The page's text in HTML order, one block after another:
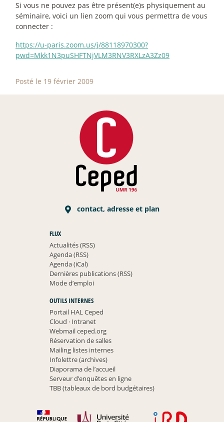
Si vous ne pouvez pas être présent(e)s physiquement au
séminaire, voici un lien zoom qui vous permettra de vous
connecter :
https://u-paris.zoom.us/j/88118970300?
pwd=Mkk1N3puSHFTNjVLM3RNV3RXLzA3Zz09
Posté le 19 février 2009
contact, adresse et plan
FLUX
Actualités (RSS)
Agenda (RSS)
Agenda (iCal)
Dernières publications (RSS)
Mode d’emploi
OUTILS INTERNES
Portail HAL Ceped
Cloud ·Intranet
Webmail ceped.org
Réservation de salles
Mailing listes internes
Infolettre (archives)
Diaporama de l’accueil
Serveur d’enquêtes en ligne
TBB (tableaux de bord budgétaires)